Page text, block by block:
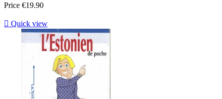
Price €19.90
 Quick view